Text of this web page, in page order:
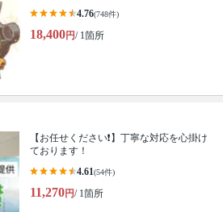
4.76(748件)
18,400円/ 1箇所
【お任せください❗️】丁寧な対応を心掛け
ております！
4.61(54件)
11,270円/ 1箇所